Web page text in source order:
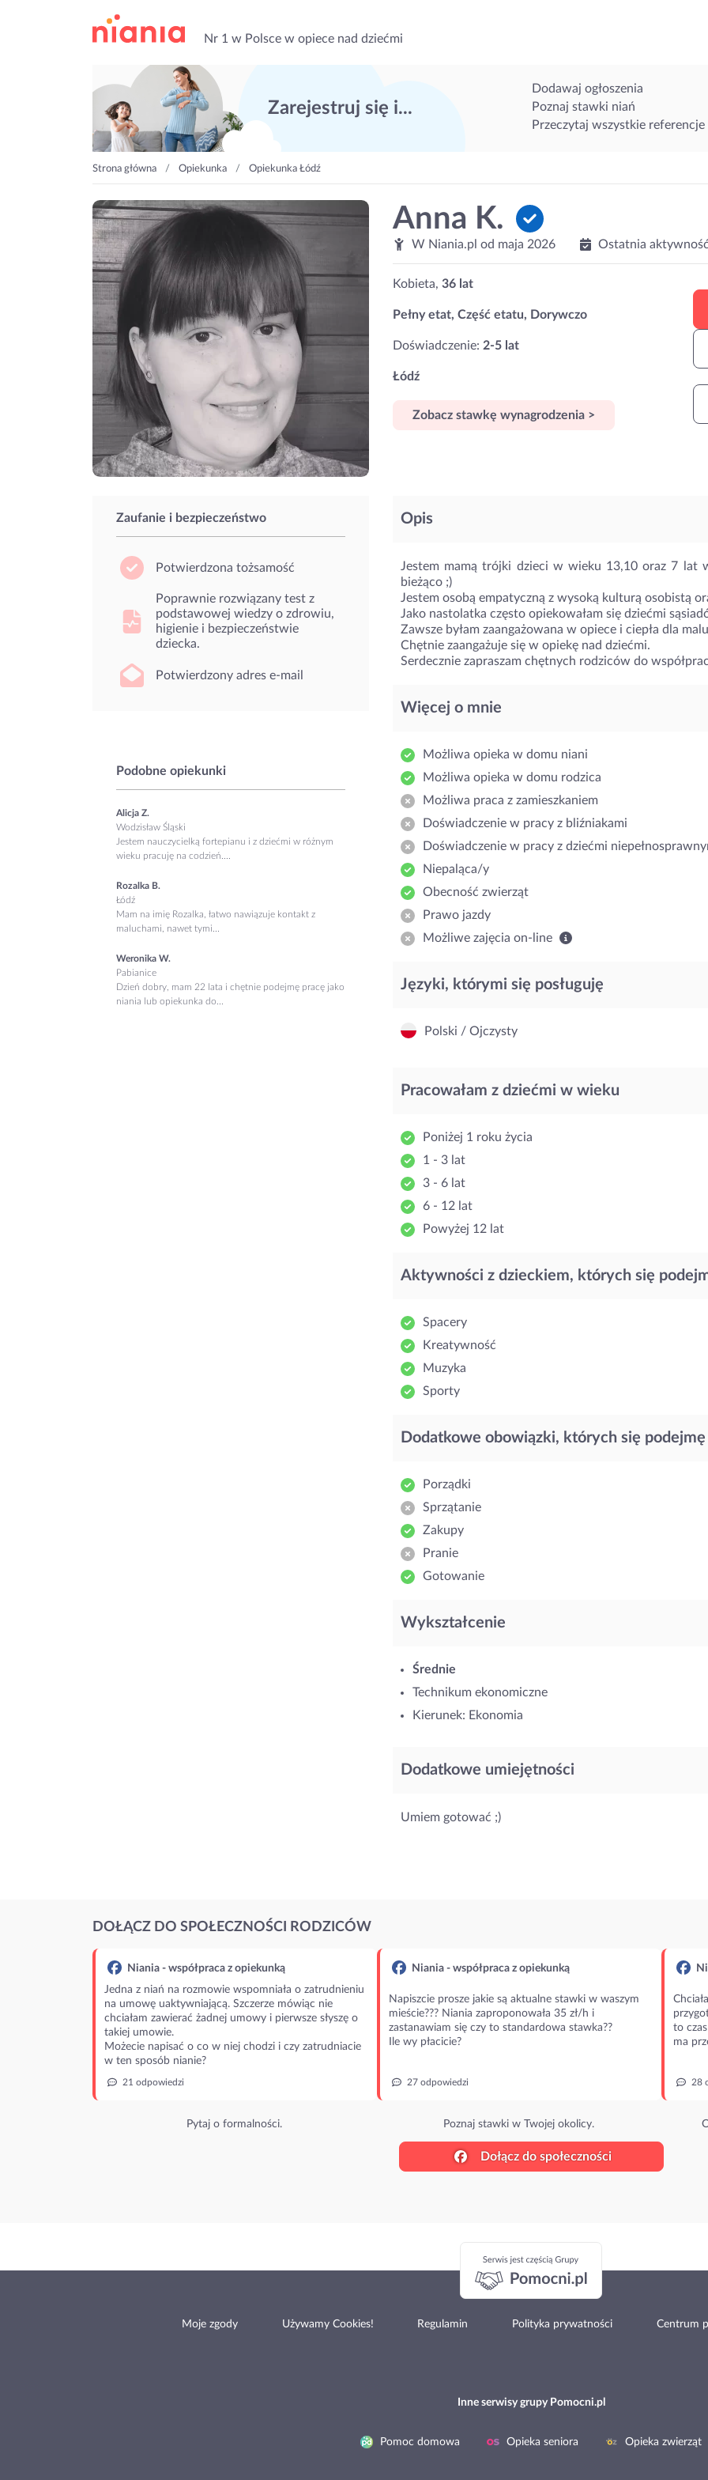
Nr 1 w Polsce w opiece nad dziećmi
Zarejestruj się i...
Dodawaj ogłoszenia
Poznaj stawki niań
Przeczytaj wszystkie referencje
Strona główna Opiekunka Opiekunka Łódź
Anna K.
W Niania.pl od maja 2026 Ostatnia
Kobieta, 36 lat
Pełny etat, Część etatu, Dorywczo
Doświadczenie: 2-5 lat
Łódź
Zobacz stawkę wynagrodzenia >
Zaufanie i bezpieczeństwo
Potwierdzona tożsamość
Poprawnie rozwiązany test z
podstawowej wiedzy o zdrowiu,
higienie i bezpieczeństwie
dziecka.
Potwierdzony adres e-mail
Podobne opiekunki
Alicja Z.
Wodzisław Śląski
Jestem nauczycielką fortepianu i z dziećmi w różnym
wieku pracuję na codzień....
Rozalka B.
Łódź
Mam na imię Rozalka, łatwo nawiązuje kontakt z
maluchami, nawet tymi...
Weronika W.
Pabianice
Dzień dobry, mam 22 lata i chętnie podejmę pracę jako
niania lub opiekunka do...
Opis
Jestem mamą trójki dzieci w wieku 13,10 oraz 7 lat
bieżąco ;)
Jestem osobą empatyczną z wysoką kulturą osobistą
Jako nastolatka często opiekowałam się dziećmi
Zawsze byłam zaangażowana w opiece i ciepła dla
Chętnie zaangażuje się w opiekę nad dziećmi.
Serdecznie zapraszam chętnych rodziców do
Więcej o mnie
Możliwa opieka w domu niani
Możliwa opieka w domu rodzica
Możliwa praca z zamieszkaniem
Doświadczenie w pracy z bliźniakami
Doświadczenie w pracy z dziećmi
Niepaląca/y
Obecność zwierząt
Prawo jazdy
Możliwe zajęcia on-line
Języki, którymi się posługuję
Polski / Ojczysty
Pracowałam z dziećmi w wieku
Poniżej 1 roku życia
1 - 3 lat
3 - 6 lat
6 - 12 lat
Powyżej 12 lat
Aktywności z dzieckiem, których się
Spacery
Kreatywność
Muzyka
Sporty
Dodatkowe obowiązki, których się podejmę
Porządki
Sprzątanie
Zakupy
Pranie
Gotowanie
Wykształcenie
Średnie
Technikum ekonomiczne
Kierunek: Ekonomia
Dodatkowe umiejętności
Umiem gotować ;)
DOŁĄCZ DO SPOŁECZNOŚCI RODZICÓW
Niania - współpraca z opiekunką
Jedna z niań na rozmowie wspomniała o zatrudnieniu
na umowę uaktywniającą. Szczerze mówiąc nie
chciałam zawierać żadnej umowy i pierwsze słyszę o
takiej umowie.
Możecie napisać o co w niej chodzi i czy zatrudniacie
w ten sposób nianie?
21 odpowiedzi
Pytaj o formalności.
Niania - współpraca z opiekunką
Napiszcie prosze jakie są aktualne stawki w waszym
mieście??? Niania zaproponowała 35 zł/h i
zastanawiam się czy to standardowa stawka??
Ile wy płacicie?
27 odpowiedzi
Poznaj stawki w Twojej okolicy.
to
ma
28
Dołącz do społeczności
Moje zgody Używamy Cookies! Regulamin Polityka prywatności Centrum
Inne serwisy grupy Pomocni.pl
Pomoc domowa Opieka seniora Opieka zwierząt